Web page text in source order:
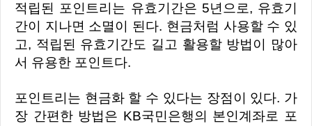
적립된 포인트리는 유효기간은 5년으로, 유효기
간이 지나면 소멸이 된다. 현금처럼 사용할 수 있
고, 적립된 유효기간도 길고 활용할 방법이 많아
서 유용한 포인트다.
포인트리는 현금화 할 수 있다는 장점이 있다. 가
장 간편한 방법은 KB국민은행의 본인계좌로 포